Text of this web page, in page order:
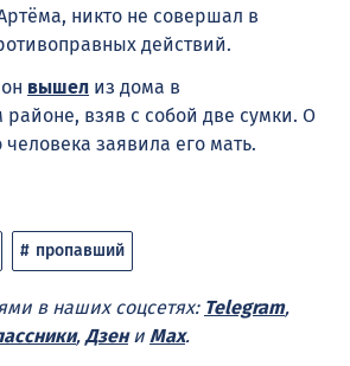
никто не совершал в
действий.
вышел из дома в
взяв с собой две сумки. О
заявила его мать.
пропавший
в наших соцсетях: Telegram,
, Дзени Max.